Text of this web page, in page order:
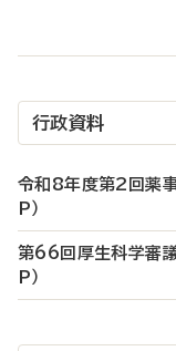
行政資料
令和8年度第2回薬
P）
第66回厚生科学審議
P）